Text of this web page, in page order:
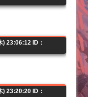
23:06:12 ID：
23:20:20 ID：